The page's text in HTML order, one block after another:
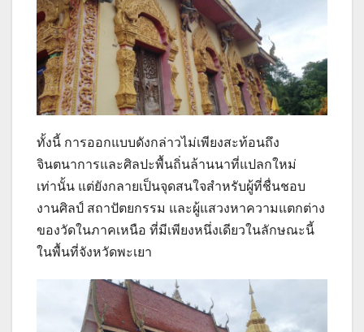
ทั้งนี้ การออกแบบดังกล่าวไม่เพียงสะท้อนถึง
จินตนาการและศิลปะพื้นถิ่นล้านนาที่แปลกใหม่
เท่านั้น แต่ยังกลายเป็นจุดสนใจสำหรับผู้ที่ชื่นชอบ
งานศิลป์ สถาปัตยกรรม และผู้แสวงหาความแตกต่าง
ของวัดในภาคเหนือ ที่มีเพียงหนึ่งเดียวในลักษณะนี้
ในพื้นที่จังหวัดพะเยา